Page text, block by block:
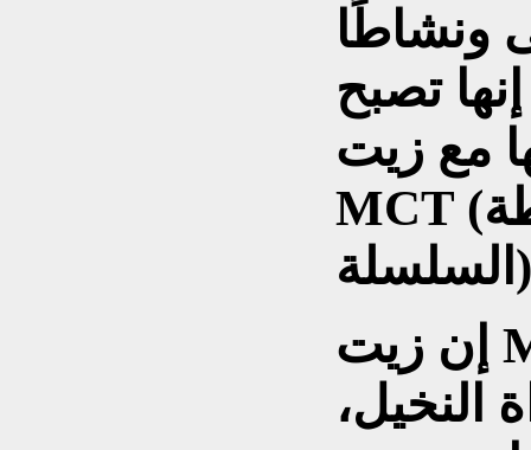
ونشاطًا
تصبح
مع زيت
MCT (الدهون الثلاثية متوسطة
إن زيت MCT، المشتق من زيت
النخيل،